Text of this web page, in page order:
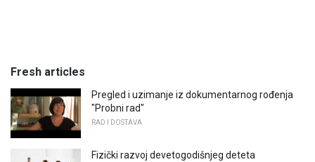
Fresh articles
Pregled i uzimanje iz dokumentarnog rođenja
"Probni rad"
RAD I DOSTAVA
Fizički razvoj devetogodišnjeg deteta